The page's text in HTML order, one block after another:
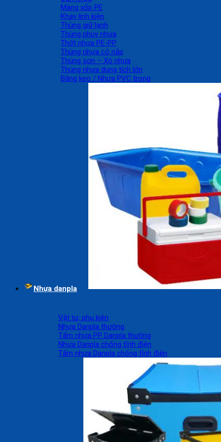
Màng xốp PE
Khay linh kiện
Thùng giữ lạnh
Thùng phuy nhựa
Thớt nhựa PE-PP
Thùng nhựa có nắp
Thùng sơn – Xô nhựa
Thùng nhựa dung tích lớn
Băng keo / Nhựa PVC trong
Nhựa danpla
Vật tư, phụ kiện
Nhựa Danpla thường
Tấm nhựa PP Danpla thường
Nhựa Danpla chống tĩnh điện
Tấm nhựa Danpla chống tĩnh điện